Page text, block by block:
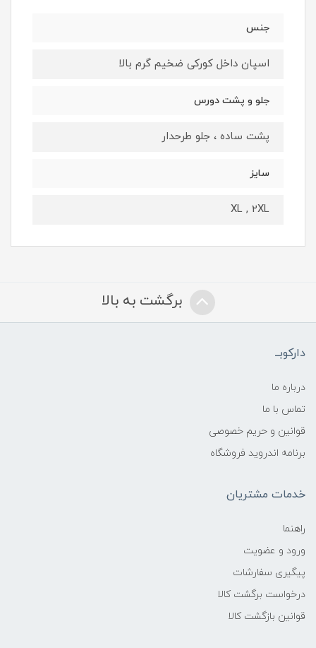
جنس
اسپان داخل کورکی ضخیم گرم بالا
جلو و پشت دورس
پشت ساده ، جلو طرحدار
سایز
XL , 2XL
برگشت به بالا
دارکوبــ
درباره ما
تماس با ما
قوانین و حریم خصوصی
برنامه اندروید فروشگاه
خدمات مشتریان
راهنما
ورود و عضویت
پیگیری سفارشات
درخواست برگشت کالا
قوانین بازگشت کالا